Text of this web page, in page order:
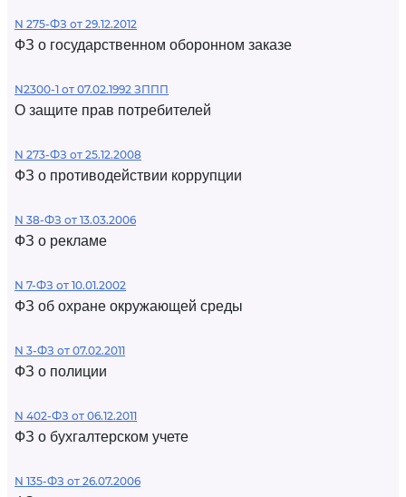
N 275-ФЗ от 29.12.2012
ФЗ о государственном оборонном заказе
N2300-1 от 07.02.1992 ЗППП
О защите прав потребителей
N 273-ФЗ от 25.12.2008
ФЗ о противодействии коррупции
N 38-ФЗ от 13.03.2006
ФЗ о рекламе
N 7-ФЗ от 10.01.2002
ФЗ об охране окружающей среды
N 3-ФЗ от 07.02.2011
ФЗ о полиции
N 402-ФЗ от 06.12.2011
ФЗ о бухгалтерском учете
N 135-ФЗ от 26.07.2006